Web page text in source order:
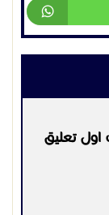
اول تعليق